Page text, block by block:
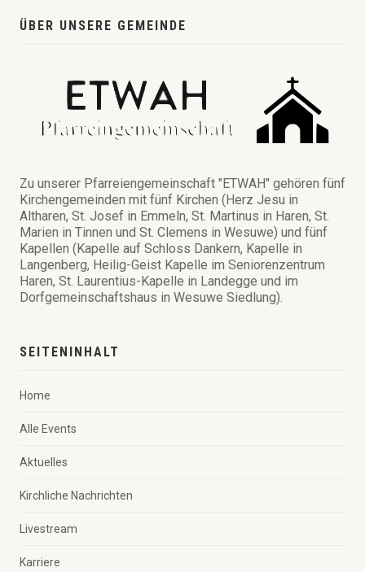
ÜBER UNSERE GEMEINDE
Zu unserer Pfarreiengemeinschaft "ETWAH" gehören fünf
Kirchengemeinden mit fünf Kirchen (Herz Jesu in
Altharen, St. Josef in Emmeln, St. Martinus in Haren, St.
Marien in Tinnen und St. Clemens in Wesuwe) und fünf
Kapellen (Kapelle auf Schloss Dankern, Kapelle in
Langenberg, Heilig-Geist Kapelle im Seniorenzentrum
Haren, St. Laurentius-Kapelle in Landegge und im
Dorfgemeinschaftshaus in Wesuwe Siedlung).
SEITENINHALT
Home
Alle Events
Aktuelles
Kirchliche Nachrichten
Livestream
Karriere